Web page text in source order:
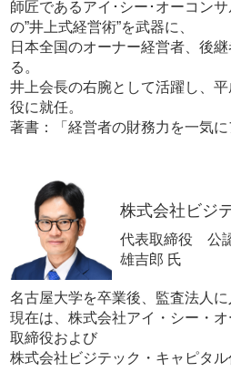
師匠であるアイ･シー･オーコン
の”井上式経営術”を武器に、
日本全国のオーナー経営者、後
る。
井上会長の右腕として活躍し、
役に就任。
著書：「経営者の財務力を一気
株式会社ビジ
代表取締役 公
雄吉郎 氏
名古屋大学を卒業後、監査法人に
現在は、株式会社アイ・シー・
取締役および
株式会社ビジテック・キャピタル